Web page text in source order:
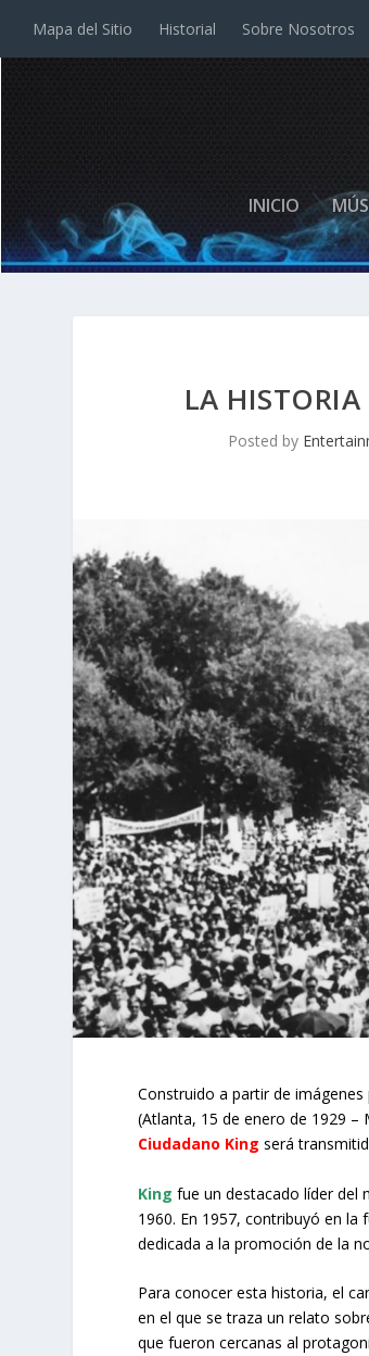
Mapa del Sitio Historial Sobre Nosotros
INICIO
LA
Posted by
Construido a partir de
(Atlanta, 15 de enero de 1929 –
Ciudadano King será
King fue un destacado líder del
1960. En 1957, contribuyó en la
dedicada a la promoción de la
Para conocer esta historia, el
en el que se traza un relato
que fueron cercanas al